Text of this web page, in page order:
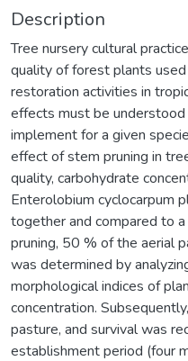
Description
Tree nursery cultural
quality of forest plants
restoration activities in
effects must be
implement for a given
effect of stem pruning in
quality, carbohydrate
Enterolobium cyclocarpum
together and compared to
pruning, 50 % of the aerial
was determined by
morphological indices of
concentration.
pasture, and survival was
establishment period (four